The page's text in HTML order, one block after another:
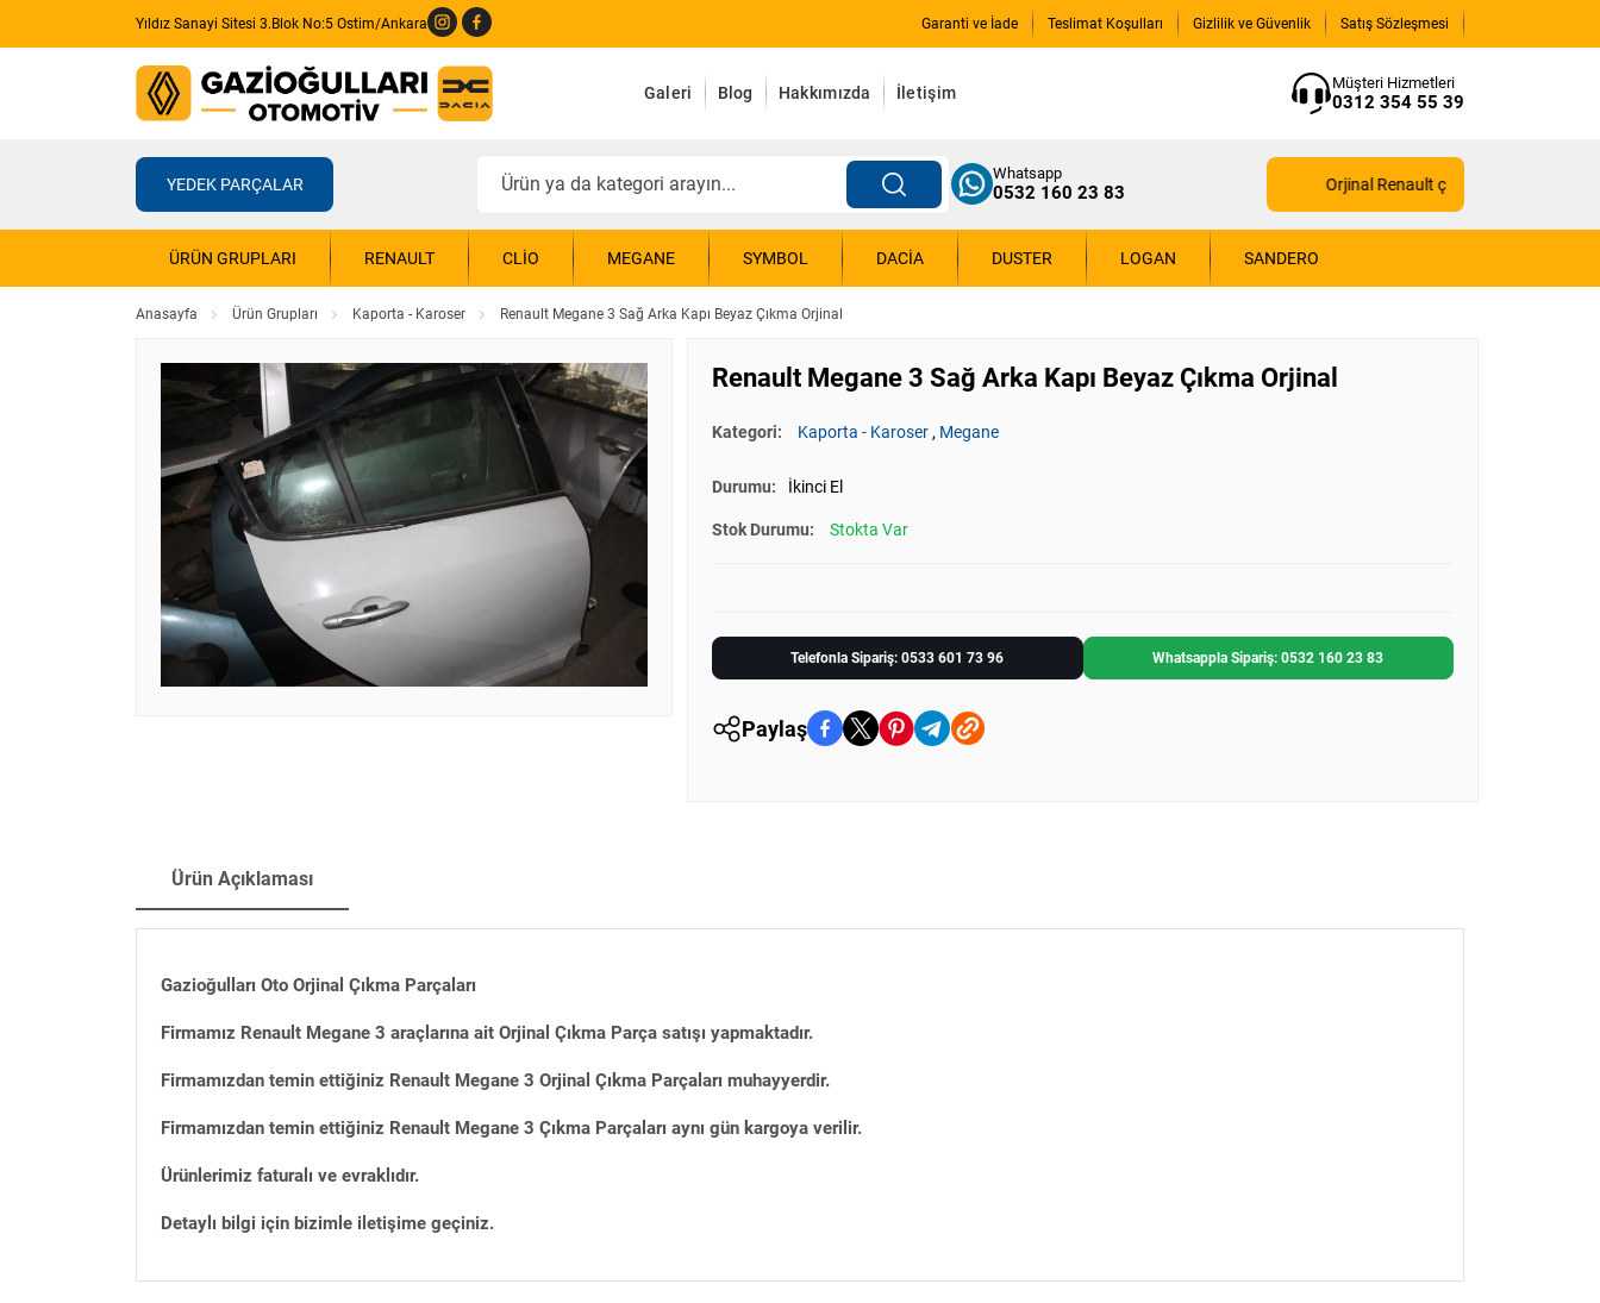
Yıldız Sanayi Sitesi 3.Blok No:5 Ostim/Ankara Garanti ve İade Teslimat Koşulları Gizlilik ve Güvenlik Satış Sözleşmesi
Galeri Blog Hakkımızda İletişim
Müşteri Hizmetleri
0312 354 55 39
YEDEK PARÇALAR
Whatsapp
0532 160 23 83 Orjinal Renault çıkma yedek parçaları
ÜRÜN GRUPLARI RENAULT CLIO MEGANE SYMBOL DACIA DUSTER LOGAN SANDERO
Anasayfa Ürün Grupları Kaporta - Karoser Renault Megane 3 Sağ Arka Kapı Beyaz Çıkma Orjinal
Renault Megane 3 Sağ Arka Kapı Beyaz Çıkma Orjinal
Kategori: Kaporta - Karoser, Megane
Durumu: İkinci El
Stok Durumu: Stokta Var
Telefonla Sipariş: 0533 601 73 96 Whatsappla Sipariş: 0532 160 23 83
Paylaş
Ürün Açıklaması
Gazioğulları Oto Orjinal Çıkma Parçaları
Firmamız Renault Megane 3 araçlarına ait Orjinal Çıkma Parça satışı yapmaktadır.
Firmamızdan temin ettiğiniz Renault Megane 3 Orjinal Çıkma Parçaları muhayyerdir.
Firmamızdan temin ettiğiniz Renault Megane 3 Çıkma Parçaları aynı gün kargoya verilir.
Ürünlerimiz faturalı ve evraklıdır.
Detaylı bilgi için bizimle iletişime geçiniz.